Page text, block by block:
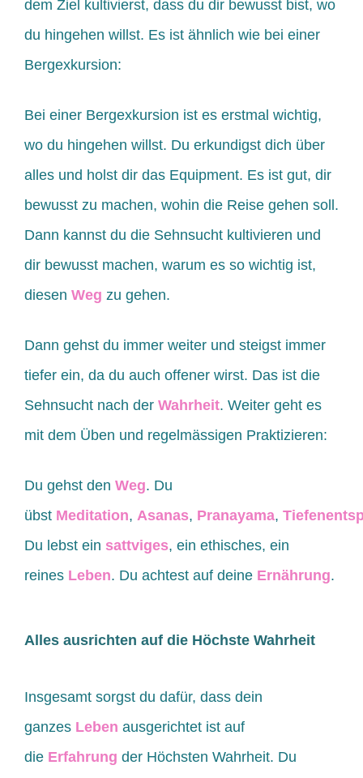
dem Ziel kultivierst, dass du dir bewusst bist, wo
du hingehen willst. Es ist ähnlich wie bei einer
Bergexkursion:
Bei einer Bergexkursion ist es erstmal wichtig,
wo du hingehen willst. Du erkundigst dich über
alles und holst dir das Equipment. Es ist gut, dir
bewusst zu machen, wohin die Reise gehen soll.
Dann kannst du die Sehnsucht kultivieren und
dir bewusst machen, warum es so wichtig ist,
diesen Weg zu gehen.
Dann gehst du immer weiter und steigst immer
tiefer ein, da du auch offener wirst. Das ist die
Sehnsucht nach der Wahrheit. Weiter geht es
mit dem Üben und regelmässigen Praktizieren:
Du gehst den Weg. Du
übst Meditation, Asanas, Pranayama,
Du lebst ein sattviges, ein ethisches, ein
reines Leben. Du achtest auf deine Ernährung.
Alles ausrichten auf die Höchste Wahrheit
Insgesamt sorgst du dafür, dass dein
ganzes Leben ausgerichtet ist auf
die Erfahrung der Höchsten Wahrheit. Du